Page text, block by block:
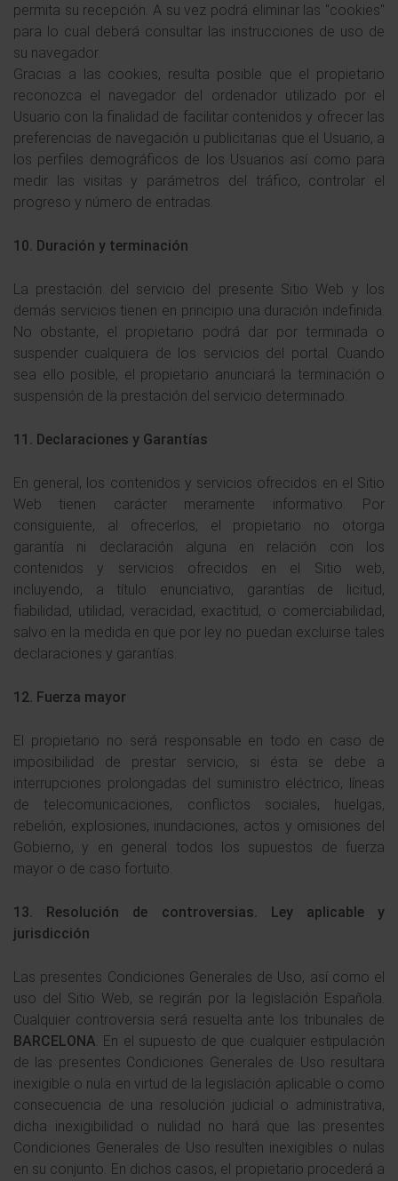
permita su recepción. A su vez podrá eliminar las "cookies"
para lo cual deberá consultar las instrucciones de uso de
su navegador.
Gracias a las cookies, resulta posible que el propietario
reconozca el navegador del ordenador utilizado por el
Usuario con la finalidad de facilitar contenidos y ofrecer las
preferencias de navegación u publicitarias que el Usuario, a
los perfiles demográficos de los Usuarios así como para
medir las visitas y parámetros del tráfico, controlar el
progreso y número de entradas.
10. Duración y terminación
La prestación del servicio del presente Sitio Web y los
demás servicios tienen en principio una duración indefinida.
No obstante, el propietario podrá dar por terminada o
suspender cualquiera de los servicios del portal. Cuando
sea ello posible, el propietario anunciará la terminación o
suspensión de la prestación del servicio determinado.
11. Declaraciones y Garantías
En general, los contenidos y servicios ofrecidos en el Sitio
Web tienen carácter meramente informativo. Por
consiguiente, al ofrecerlos, el propietario no otorga
garantía ni declaración alguna en relación con los
contenidos y servicios ofrecidos en el Sitio web,
incluyendo, a título enunciativo, garantías de licitud,
fiabilidad, utilidad, veracidad, exactitud, o comerciabilidad,
salvo en la medida en que por ley no puedan excluirse tales
declaraciones y garantías.
12. Fuerza mayor
El propietario no será responsable en todo en caso de
imposibilidad de prestar servicio, si ésta se debe a
interrupciones prolongadas del suministro eléctrico, líneas
de telecomunicaciones, conflictos sociales, huelgas,
rebelión, explosiones, inundaciones, actos y omisiones del
Gobierno, y en general todos los supuestos de fuerza
mayor o de caso fortuito.
13. Resolución de controversias. Ley aplicable y
jurisdicción
Las presentes Condiciones Generales de Uso, así como el
uso del Sitio Web, se regirán por la legislación Española.
Cualquier controversia será resuelta ante los tribunales de
BARCELONA . En el supuesto de que cualquier estipulación
de las presentes Condiciones Generales de Uso resultara
inexigible o nula en virtud de la legislación aplicable o como
consecuencia de una resolución judicial o administrativa,
dicha inexigibilidad o nulidad no hará que las presentes
Condiciones Generales de Uso resulten inexigibles o nulas
en su conjunto. En dichos casos, el propietario procederá a